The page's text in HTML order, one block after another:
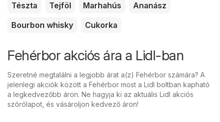
Tészta
Tejföl Marhahús
Ananász
Bourbon whisky
Cukorka
Fehérbor akciós ára a Lidl-ban
Szeretné megtalálni a legjobb árat a(z) Fehérbor számára? A
jelenlegi akciók között a Fehérbor most a Lidl boltban kapható
a legkedvezőbb áron. Ne hagyja ki az aktuális Lidl akciós
szórólapot, és vásároljon kedvező áron!